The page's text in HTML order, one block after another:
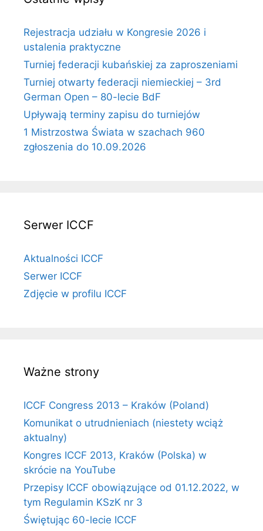
Rejestracja udziału w Kongresie 2026 i
ustalenia praktyczne
Turniej federacji kubańskiej za zaproszeniami
Turniej otwarty federacji niemieckiej – 3rd
German Open – 80-lecie BdF
Upływają terminy zapisu do turniejów
1 Mistrzostwa Świata w szachach 960
zgłoszenia do 10.09.2026
Serwer ICCF
Aktualności ICCF
Serwer ICCF
Zdjęcie w profilu ICCF
Ważne strony
ICCF Congress 2013 – Kraków (Poland)
Komunikat o utrudnieniach (niestety wciąż
aktualny)
Kongres ICCF 2013, Kraków (Polska) w
skrócie na YouTube
Przepisy ICCF obowiązujące od 01.12.2022, w
tym Regulamin KSzK nr 3
Świętując 60-lecie ICCF